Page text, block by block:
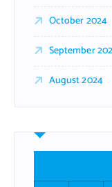
October 2024
September
August 2024